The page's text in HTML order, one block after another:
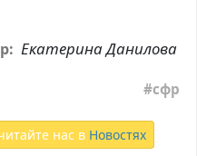
Екатерина Данилова
сфр
нас в Новостях